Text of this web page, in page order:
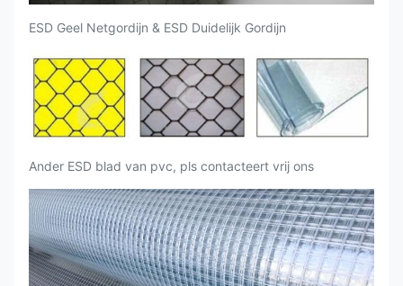
ESD Geel Netgordijn & ESD Duidelijk Gordijn
Ander ESD blad van pvc, pls contacteert vrij ons